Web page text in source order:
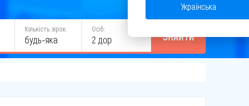
Українська
Кількість зірок:
будь-яка
Осіб:
2 дор ЗНАЙТИ